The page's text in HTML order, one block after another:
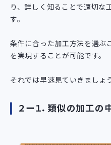
り、詳しく知ることで適切な
す。
条件に合った加工方法を選ぶ
を実現することが可能です。
それでは早速見ていきましょう
２ー１．類似の加工の